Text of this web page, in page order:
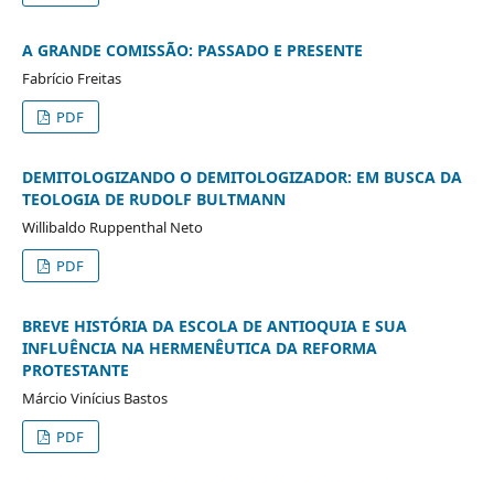
A GRANDE COMISSÃO: PASSADO E PRESENTE
Fabrício Freitas
PDF
DEMITOLOGIZANDO O DEMITOLOGIZADOR: EM BUSCA DA
TEOLOGIA DE RUDOLF BULTMANN
Willibaldo Ruppenthal Neto
PDF
BREVE HISTÓRIA DA ESCOLA DE ANTIOQUIA E SUA
INFLUÊNCIA NA HERMENÊUTICA DA REFORMA
PROTESTANTE
Márcio Vinícius Bastos
PDF